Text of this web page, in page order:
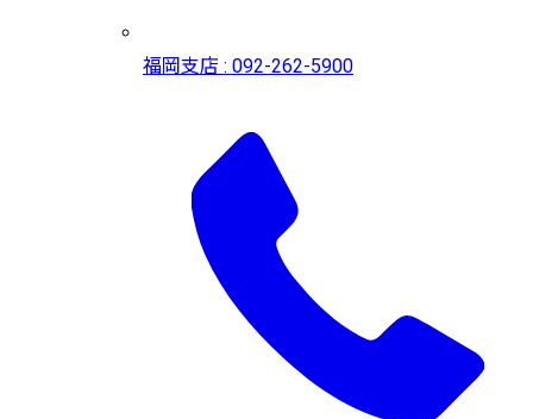
福岡支店 : 092-262-5900